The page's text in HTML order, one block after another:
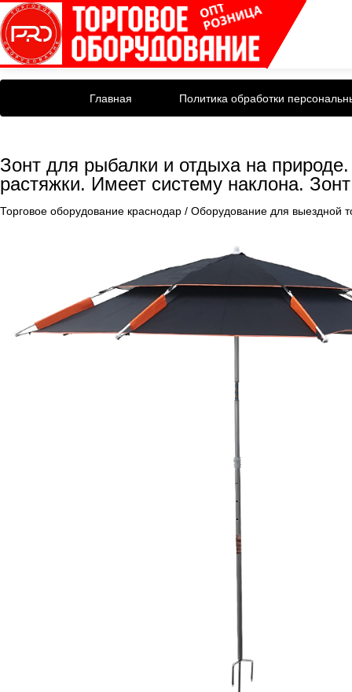
Главная Политика обработки
Зонт для рыбалки и отдыха на
растяжки. Имеет систему наклона.
Торговое оборудование краснодар / Оборудование для выездной